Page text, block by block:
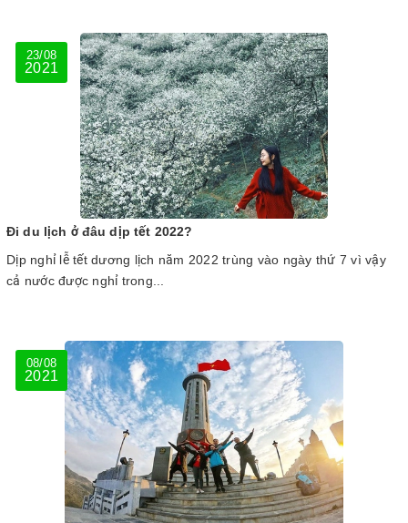
23/08
2021
Đi du lịch ở đâu dịp tết 2022?
Dịp nghỉ lễ tết dương lịch năm 2022 trùng vào ngày thứ 7 vì vậy
cả nước được nghỉ trong...
08/08
2021